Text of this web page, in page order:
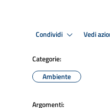
Condividi Vedi
Categorie:
Ambiente
Argomenti: